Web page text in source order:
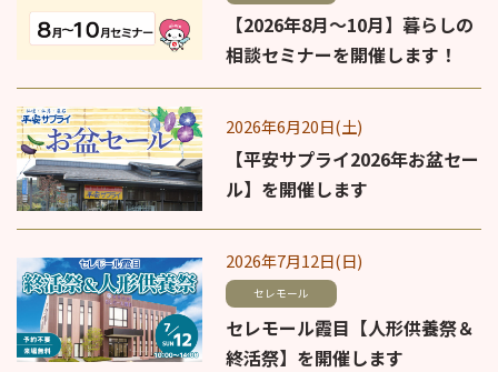
【2026年8月～10月】暮らしの
相談セミナーを開催します！
2026年6月20日(土)
【平安サプライ2026年お盆セー
ル】を開催します
2026年7月12日(日)
セレモール
セレモール霞目【人形供養祭＆
終活祭】を開催します